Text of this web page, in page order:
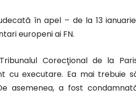
în apel – de la 13
europeni ai FN.
Corecţional de la
cu executare. Ea mai trebuie
asemenea, a fost